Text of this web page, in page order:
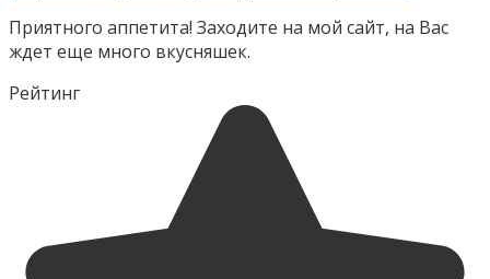
Приятного аппетита! Заходите на мой сайт, на Вас
ждет еще много вкусняшек.
Рейтинг